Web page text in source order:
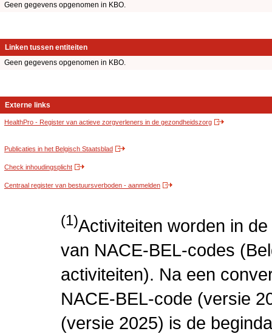
Geen gegevens opgenomen in KBO.
Linken tussen entiteiten
Geen gegevens opgenomen in KBO.
Externe links
HealthPro - Register van actieve zorgverleners in de gezondheidszorg
Publicaties in het Belgisch Staatsblad
Check inhoudingsplicht
Centraal register van bestuursverboden - aanmelden
(1)Activiteiten worden in
van NACE-BEL-codes
activiteiten). Na een
NACE-BEL-code (versie
(versie 2025) is de